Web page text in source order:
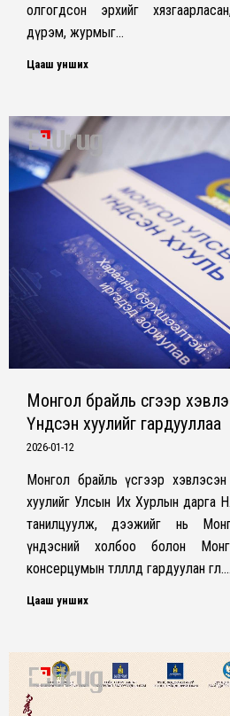
олгогдсон эрхийг
дүрэм, журмыг…
Цааш унших
Монгол брайль үсгээр
Үндсэн хуулийг гардууллаа
2026-01-12
Монгол брайль үсгээр
хуулийг Улсын Их Хурлын дарга
танилцуулж, дээжийг нь
үндэсний холбоо болон
консерцумын төлөөлөлд гардуулан өглөө.…
Цааш унших